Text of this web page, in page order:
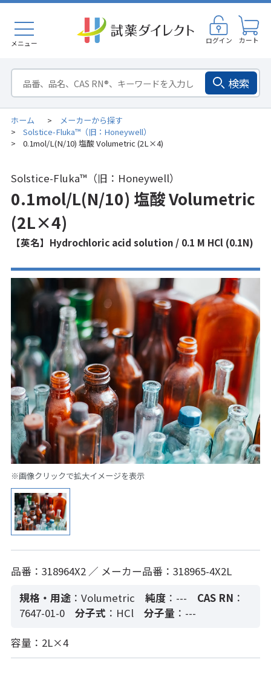
メニュー ログイン カート
検索
ホーム > メーカーから探す
> Solstice-Fluka™（旧：Honeywell）
> 0.1mol/L(N/10) 塩酸 Volumetric (2L×4)
Solstice-Fluka™（旧：Honeywell）
0.1mol/L(N/10) 塩酸 Volumetric
(2L×4)
【英名】Hydrochloric acid solution / 0.1 M HCl (0.1N)
※画像クリックで拡大イメージを表示
品番：318964X2 ／ メーカー品番：318965-4X2L
規格・用途 ：Volumetric 純度：--- CAS RN ：
7647-01-0
分子式 ：HCl 分子量 ：---
容量：2L×4